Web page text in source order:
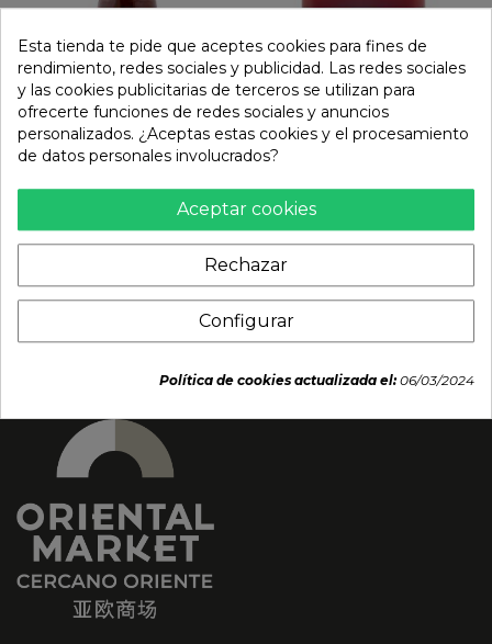
Salsa agridulce grande
Salsa Agridulce Bidón
25,80 €
Esta tienda te pide que aceptes cookies para fines de
rendimiento, redes sociales y publicidad. Las redes sociales
y las cookies publicitarias de terceros se utilizan para
ofrecerte funciones de redes sociales y anuncios
personalizados. ¿Aceptas estas cookies y el procesamiento
de datos personales involucrados?
Aceptar cookies
Rechazar
Configurar
Política de cookies actualizada el:06/03/2024